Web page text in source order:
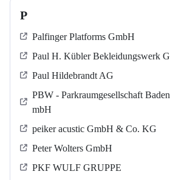
P
Palfinger Platforms GmbH
Paul H. Kübler Bekleidungswerk
Paul Hildebrandt AG
PBW - Parkraumgesellschaft
mbH
peiker acustic GmbH & Co. KG
Peter Wolters GmbH
PKF WULF GRUPPE